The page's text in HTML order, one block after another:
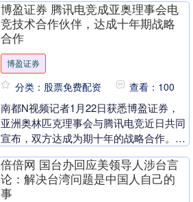
点附近。尽管....
博盈证券 腾讯电竞成亚奥理事会电
竞技术合作伙伴，达成十年期战略
合作
博盈证券
分类：股票免费配资 查看：100
南都N视频记者1月22日获悉博盈证券，
亚洲奥林匹克理事会与腾讯电竞近日共同
宣布，双方达成为期十年的战略合作。根
竞技术合作伙伴....
倍倍网 国台办回应美领导人涉台言
论：解决台湾问题是中国人自己的
事